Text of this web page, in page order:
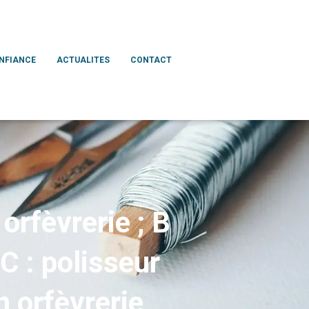
ACTUALITES CONTACT
; B
: polisseur